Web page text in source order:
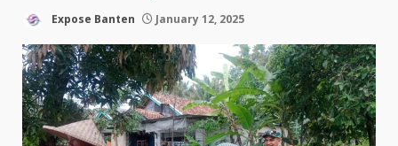
Expose Banten January 12, 2025